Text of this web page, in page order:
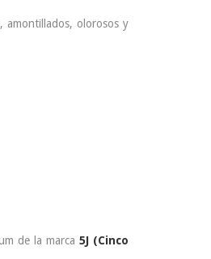
amontillados, olorosos y
de la marca 5J (Cinco